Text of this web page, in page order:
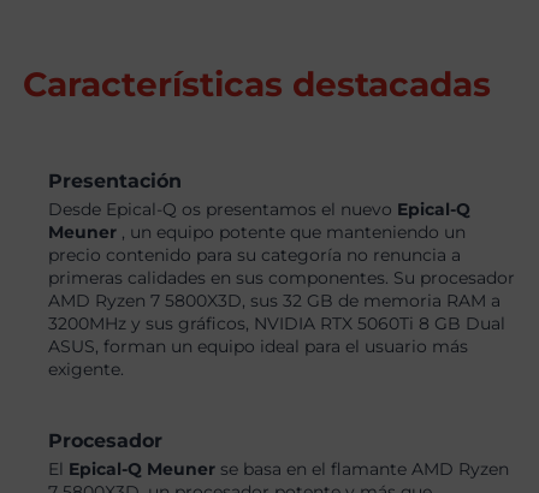
Características destacadas
Presentación
Desde Epical-Q os presentamos el nuevo Epical-Q
Meuner , un equipo potente que manteniendo un
precio contenido para su categoría no renuncia a
primeras calidades en sus componentes. Su procesador
AMD Ryzen 7 5800X3D, sus 32 GB de memoria RAM a
3200MHz y sus gráficos, NVIDIA RTX 5060Ti 8 GB Dual
ASUS, forman un equipo ideal para el usuario más
exigente.
Procesador
El Epical-Q Meuner se basa en el flamante AMD Ryzen